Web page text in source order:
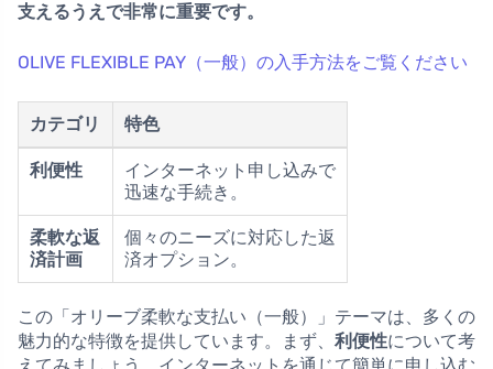
支えるうえで非常に重要です。
OLIVE FLEXIBLE PAY（一般）の入手方法をご覧ください
カテゴリ 特色
利便性
インターネット申し込みで
迅速な手続き。
柔軟な返
済計画
個々のニーズに対応した返
済オプション。
この「オリーブ柔軟な支払い（一般）」テーマは、多くの
魅力的な特徴を提供しています。まず、 利便性について考